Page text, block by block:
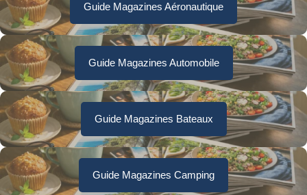
Guide Magazines Aéronautique
Guide Magazines Automobile
Guide Magazines Bateaux
Guide Magazines Camping